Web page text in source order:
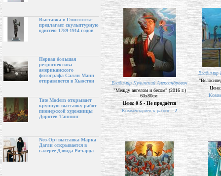
Выставка в Глиптотеке
предлагает скульптурную
одиссею 1789-1914 годов
Первая большая
ретроспектива
американского
фотографа Салли Манн
отправляется в Хьюстон
Tate Modern открывает
крупную выставку работ
пионерской художницы
Доротеи Таннинг
Neo-Op: выставка Марка
Дагли открывается в
галерее Дэвида Ричарда
Владимир Кучинский Александрович
"Между ангелом и бесом" (2016 г.)
60х80см.
Цена:0 $ - Не продаётся
Комментариев к работе -2
Владимир